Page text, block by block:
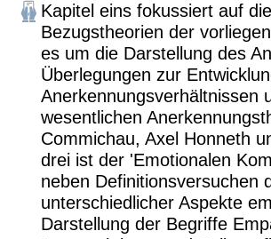
Kapitel eins fokussiert auf
Bezugstheorien der
es um die Darstellung des
Überlegungen zur
Anerkennungsverhältnissen
wesentlichen
Commichau, Axel Honneth
drei ist der 'Emotionalen
neben Definitionsversuchen
unterschiedlicher Aspekte
Darstellung der Begriffe